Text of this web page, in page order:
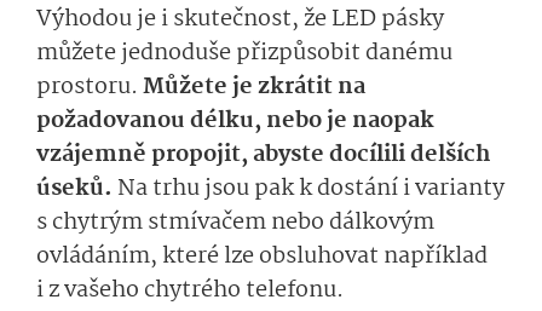
Výhodou je i skutečnost, že LED pásky
můžete jednoduše přizpůsobit danému
prostoru. Můžete je zkrátit na
požadovanou délku, nebo je naopak
vzájemně propojit, abyste docílili delších
úseků. Na trhu jsou pak k dostání i varianty
s chytrým stmívačem nebo dálkovým
ovládáním, které lze obsluhovat například
i z vašeho chytrého telefonu.